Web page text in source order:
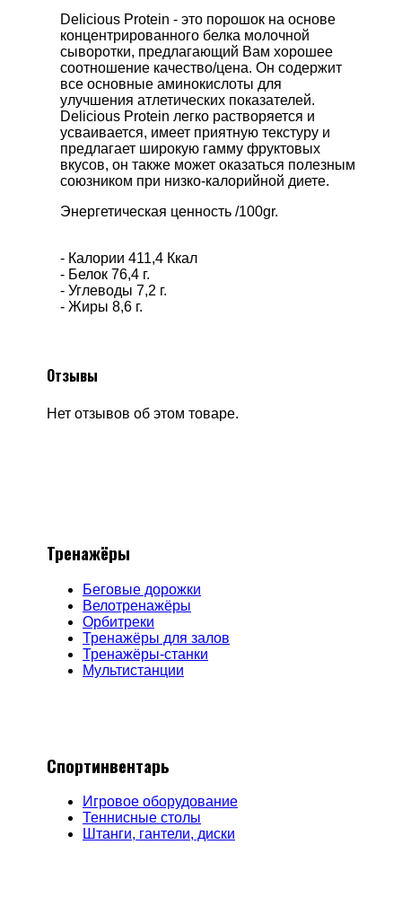
Delicious Protein - это порошок на основе
концентрированного белка молочной
сыворотки, предлагающий Вам хорошее
соотношение качество/цена. Он содержит
все основные аминокислоты для
улучшения атлетических показателей.
Delicious Protein легко растворяется и
усваивается, имеет приятную текстуру и
предлагает широкую гамму фруктовых
вкусов, он также может оказаться полезным
союзником при низко-калорийной диете.
Энергетическая ценность /100gr.
- Калории 411,4 Ккал
- Белок 76,4 г.
- Углеводы 7,2 г.
- Жиры 8,6 г.
Отзывы
Нет отзывов об этом товаре.
Тренажёры
Беговые дорожки
Велотренажёры
Орбитреки
Тренажёры для залов
Тренажёры-станки
Мультистанции
Спортинвентарь
Игровое оборудование
Теннисные столы
Штанги, гантели, диски